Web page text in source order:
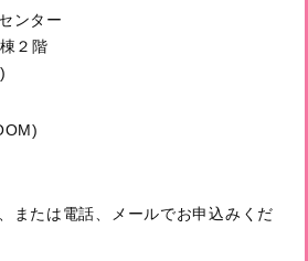
ンター
２階
または電話、メールでお申込みくだ